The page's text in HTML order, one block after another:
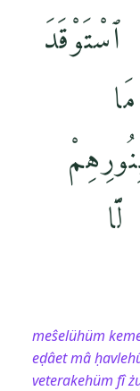
meŝelühüm
eḍâet mâ
veterakehüm fî